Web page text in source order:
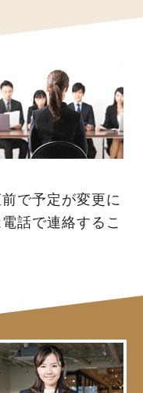
で予定が変更に
話で連絡するこ